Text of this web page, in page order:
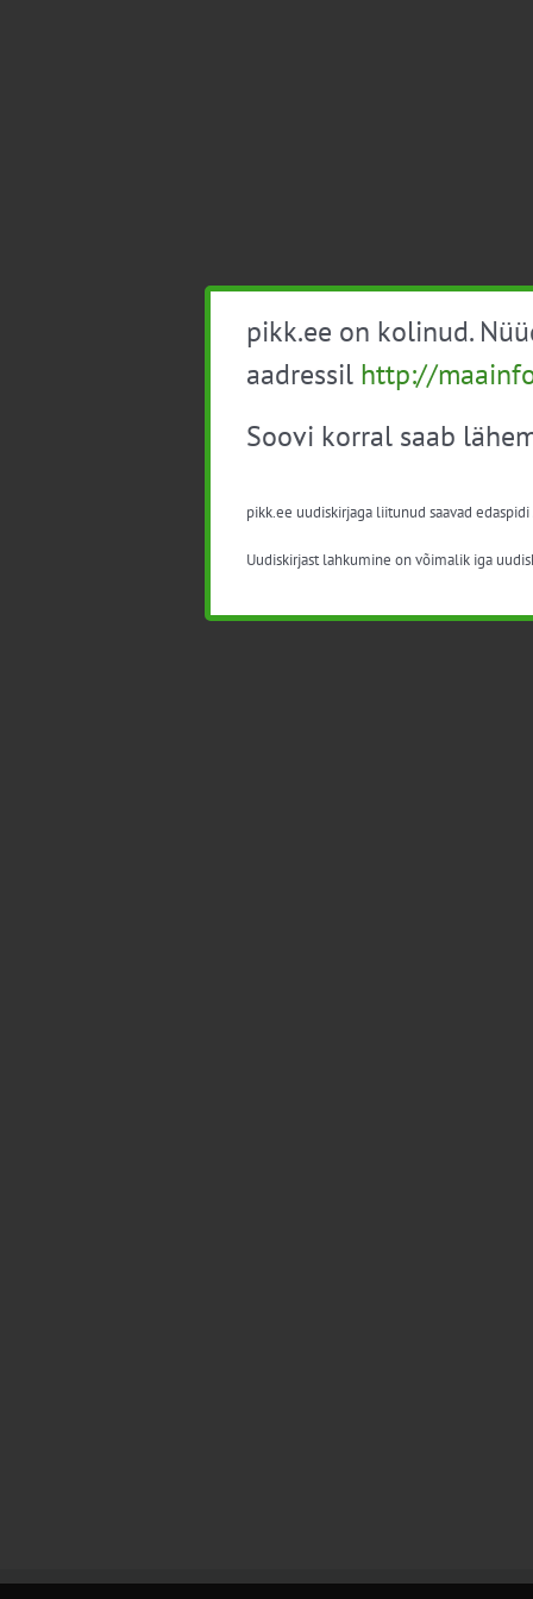
pikk.ee on kolinud.
aadressil http://
Soovi korral saab
pikk.ee uudiskirjaga liitunud saavad
Uudiskirjast lahkumine on võimalik iga